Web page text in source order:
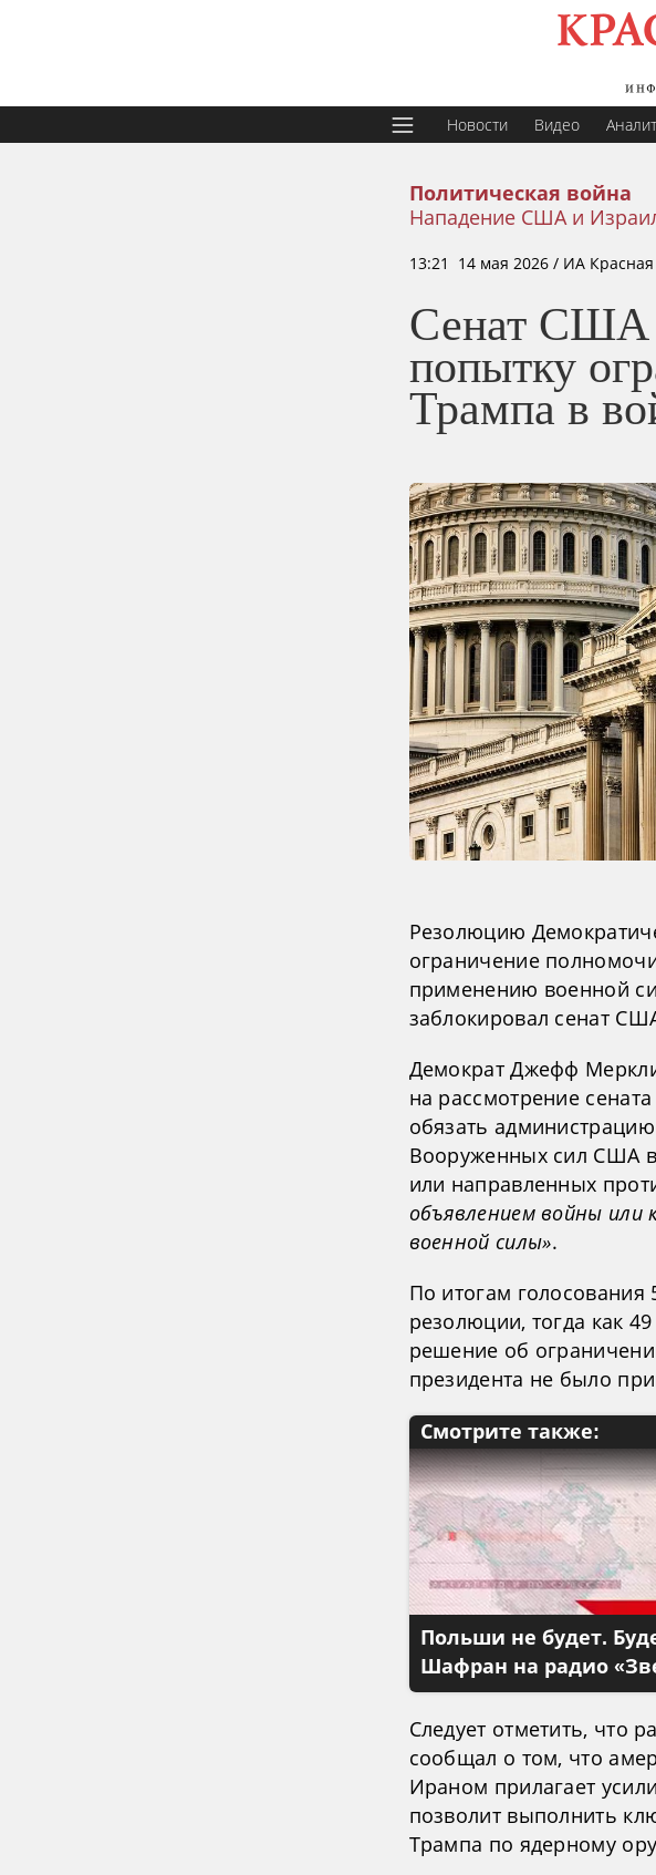
Новости Видео
Политическая война
Нападение США и
13:21 14 мая 2026 / ИА Красная
Сенат США
попытку
Трампа в
Резолюцию
ограничение
применению военной
заблокировал сенат
Демократ Джефф
на рассмотрение
обязать
Вооруженных сил США
или направленных
объявлением войны
военной силы».
По итогам голосования
резолюции, тогда как
решение об
президента не было
Смотрите также:
Польши не будет.
Шафран на радио
Следует отметить, что
сообщал о том, что
Ираном прилагает
позволит выполнить
Трампа по ядерному